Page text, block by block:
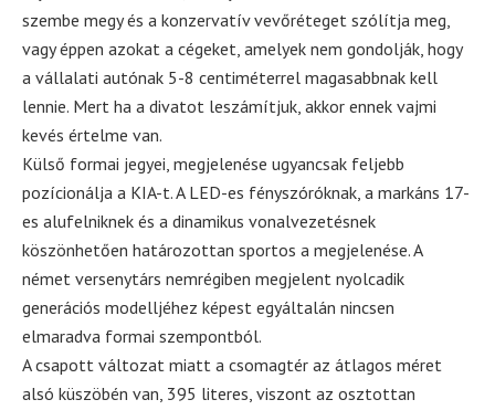
szembe megy és a konzervatív vevőréteget szólítja meg,
vagy éppen azokat a cégeket, amelyek nem gondolják, hogy
a vállalati autónak 5-8 centiméterrel magasabbnak kell
lennie. Mert ha a divatot leszámítjuk, akkor ennek vajmi
kevés értelme van.
Külső formai jegyei, megjelenése ugyancsak feljebb
pozícionálja a KIA-t. A LED-es fényszóróknak, a markáns 17-
es alufelniknek és a dinamikus vonalvezetésnek
köszönhetően határozottan sportos a megjelenése. A
német versenytárs nemrégiben megjelent nyolcadik
generációs modelljéhez képest egyáltalán nincsen
elmaradva formai szempontból.
A csapott változat miatt a csomagtér az átlagos méret
alsó küszöbén van, 395 literes, viszont az osztottan